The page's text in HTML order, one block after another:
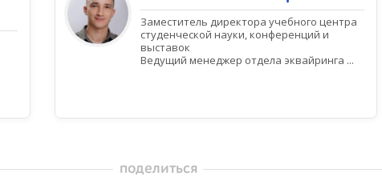
Заместитель директора учебного центра
студенческой науки, конференций и
выставок
Ведущий менеджер отдела эквайринга ...
поделиться